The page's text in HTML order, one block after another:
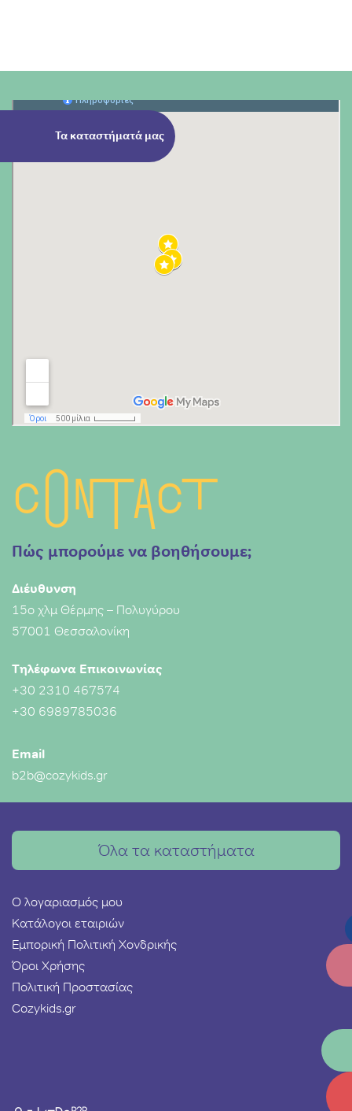
Τα καταστήματά μας
Contact
Πώς μπορούμε να βοηθήσουμε;
Διέυθυνση
15ο χλμ Θέρμης – Πολυγύρου
57001 Θεσσαλονίκη
Τηλέφωνα Επικοινωνίας
+30 2310 467574
+30 6989785036
Email
b2b@cozykids.gr
Όλα τα καταστήματα
Ο λογαριασμός μου
Κατάλογοι εταιριών
Εμπορική Πολιτική Χονδρικής
Όροι Χρήσης
Πολιτική Προστασίας
Cozykids.gr